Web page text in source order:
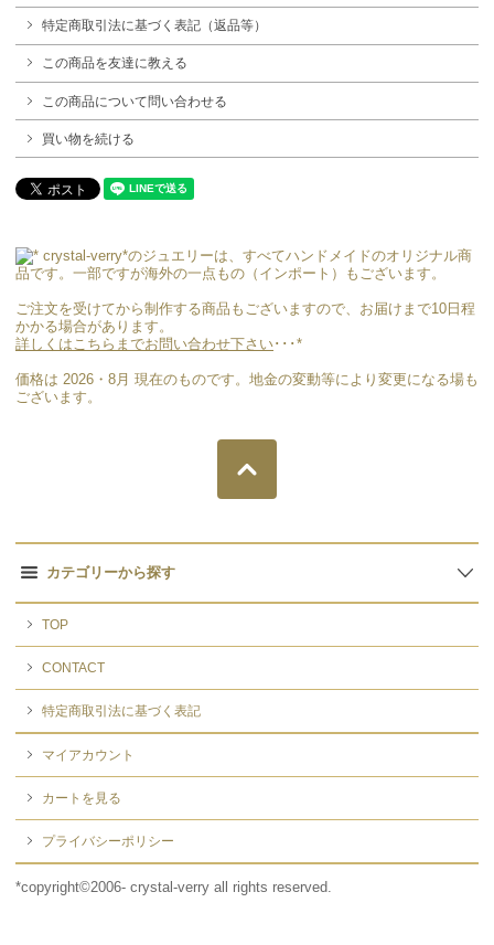
特定商取引法に基づく表記（返品等）
この商品を友達に教える
この商品について問い合わせる
買い物を続ける
crystal-verry*のジュエリーは、すべてハンドメイドのオリジナル商
品です。一部ですが海外の一点もの（インポート）もございます。
ご注文を受けてから制作する商品もございますので、お届けまで10日程
かかる場合があります。
詳しくはこちらまでお問い合わせ下さい･･･*
価格は 2026・8月 現在のものです。地金の変動等により変更になる場も
ございます。
カテゴリーから探す
TOP
CONTACT
特定商取引法に基づく表記
マイアカウント
カートを見る
プライバシーポリシー
*copyright©2006- crystal-verry all rights reserved.